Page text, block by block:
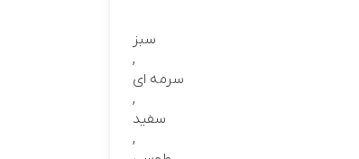
سبز
,
سرمه ای
,
سفید
,